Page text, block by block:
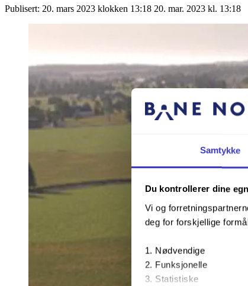
Samtykke
Du kontrollerer dine
Vi og
deg for forskjellige
Nødvendige
Funksjonelle
Statistiske
Publisert: 20. mars 2023 klokken 13:18 20. mar. 2023 kl. 13:18